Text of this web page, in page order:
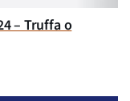
– Truffa o